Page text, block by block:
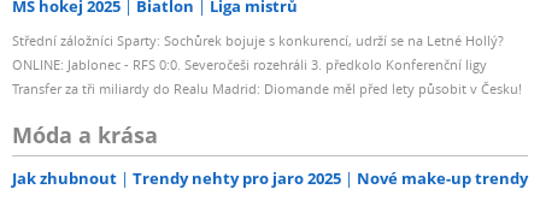
MS hokej 2025 Biatlon Liga mistrů
Střední záložníci Sparty: Sochůrek bojuje s konkurencí, udrží se na Letné Hollý?
ONLINE: Jablonec - RFS 0:0. Severočeši rozehráli 3. předkolo Konferenční ligy
Transfer za tři miliardy do Realu Madrid: Diomande měl před lety působit v Česku!
Móda a krása
Jak zhubnout Trendy nehty pro jaro 2025 Nové make-up trendy